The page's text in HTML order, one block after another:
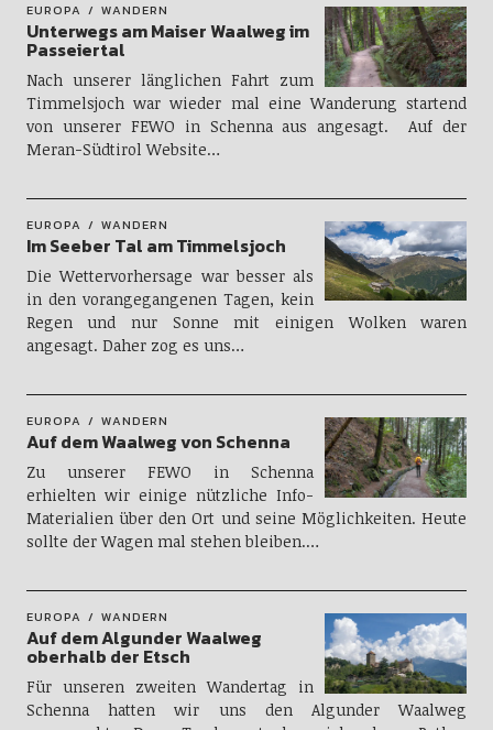
EUROPA WANDERN
Unterwegs am Maiser Waalweg im
Passeiertal
Nach unserer länglichen Fahrt zum
Timmelsjoch war wieder mal eine Wanderung startend
von unserer FEWO in Schenna aus angesagt. Auf der
Meran-Südtirol Website…
EUROPA WANDERN
Im Seeber Tal am Timmelsjoch
Die Wettervorhersage war besser als
in den vorangegangenen Tagen, kein
Regen und nur Sonne mit einigen Wolken waren
angesagt. Daher zog es uns…
EUROPA WANDERN
Auf dem Waalweg von Schenna
Zu unserer FEWO in Schenna
erhielten wir einige nützliche Info-
Materialien über den Ort und seine Möglichkeiten. Heute
sollte der Wagen mal stehen bleiben.…
EUROPA WANDERN
Auf dem Algunder Waalweg
oberhalb der Etsch
Für unseren zweiten Wandertag in
Schenna hatten wir uns den Algunder Waalweg